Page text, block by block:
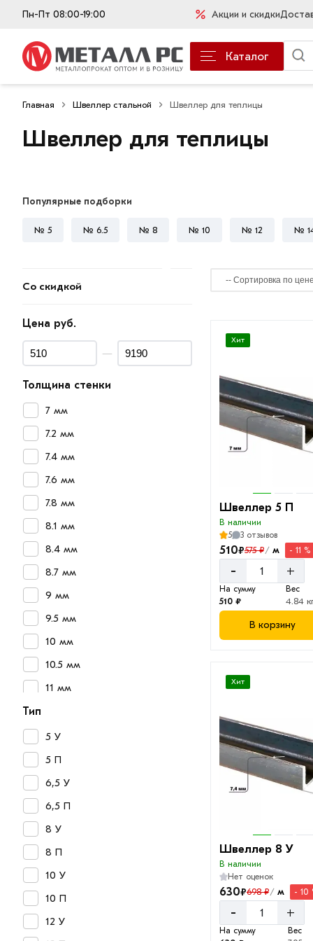
Пн-Пт 08:00-19:00 Акции и скидки
Каталог
Главная Швеллер стальной Швеллер для теплицы
Швеллер для теплицы
Популярные подборки
№ 5 № 6.5 № 8 № 10 № 12 №
Со скидкой
Цена руб.
—
Толщина стенки
7 мм
7.2 мм
7.4 мм
7.6 мм
7.8 мм
8.1 мм
8.4 мм
8.7 мм
9 мм
9.5 мм
10 мм
10.5 мм
11 мм
Тип
5 У
5 П
6,5 У
6,5 П
8 У
8 П
10 У
10 П
12 У
Хит
Швеллер 5 П
В наличии
5
3 отзывов
510₽575 ₽/м - 11 %
- +
На сумму
510 ₽
Вес
4.84
В корзину
Хит
Швеллер 8 У
В наличии
Нет оценок
630₽698 ₽/м - 10
- +
На сумму Вес